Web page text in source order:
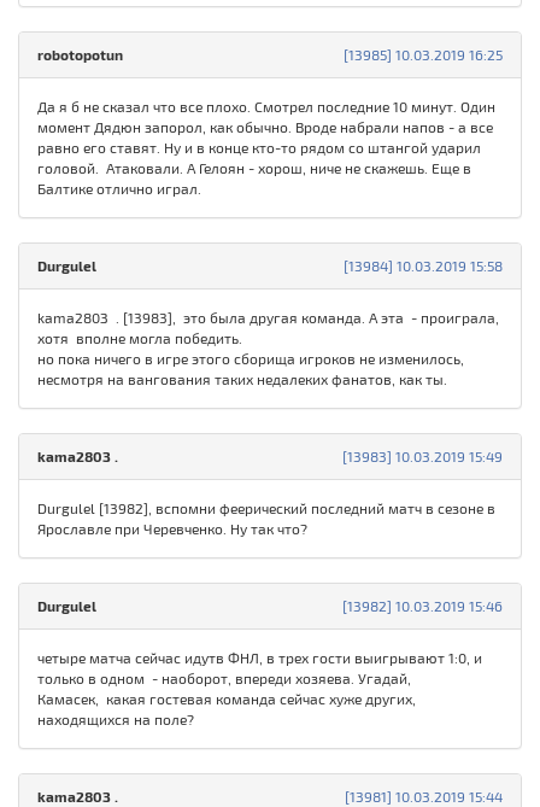
[13985] 10.03.2019 16:25
robotopotun
Да я б не сказал что все плохо. Смотрел последние 10 минут. Один
момент Дядюн запорол, как обычно. Вроде набрали напов - а все
равно его ставят. Ну и в конце кто-то рядом со штангой ударил
головой. Атаковали. А Гелоян - хорош, ниче не скажешь. Еще в
Балтике отлично играл.
[13984] 10.03.2019 15:58
Durgulel
kamа280З . [13983], это была другая команда. А эта - проиграла,
хотя вполне могла победить.
но пока ничего в игре этого сборища игроков не изменилось,
несмотря на вангования таких недалеких фанатов, как ты.
[13983] 10.03.2019 15:49
kamа280З .
Durgulel [13982], вспомни феерический последний матч в сезоне в
Ярославле при Черевченко. Ну так что?
[13982] 10.03.2019 15:46
Durgulel
четыре матча сейчас идутв ФНЛ, в трех гости выигрывают 1:0, и
только в одном - наоборот, впереди хозяева. Угадай,
Камасек, какая гостевая команда сейчас хуже других,
находящихся на поле?
[13981] 10.03.2019 15:44
kamа280З .